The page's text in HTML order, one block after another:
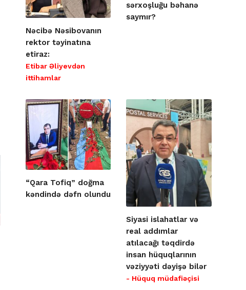
Nəcibə Nəsibovanın
rektor təyinatına
etiraz:
Etibar Əliyevdən
ittihamlar
sərxoşluğu bəhanə
saymır?
“Qara Tofiq” doğma
kəndində dəfn olundu
Siyasi islahatlar və
real addımlar
atılacağı təqdirdə
insan hüquqlarının
vəziyyəti dəyişə bilər
- Hüquq müdafiəçisi